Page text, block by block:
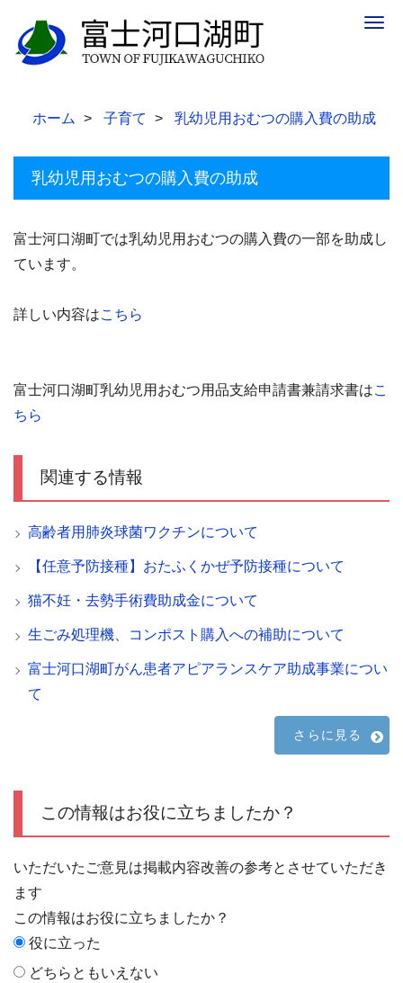
ホーム 子育て 乳幼児用おむつの購入費の助成
乳幼児用おむつの購入費の助成
富士河口湖町では乳幼児用おむつの購入費の一部を助成し
ています。
詳しい内容はこちら
富士河口湖町乳幼児用おむつ用品支給申請書兼請求書はこ
ちら
関連する情報
高齢者用肺炎球菌ワクチンについて
【任意予防接種】おたふくかぜ予防接種について
猫不妊・去勢手術費助成金について
生ごみ処理機、コンポスト購入への補助について
富士河口湖町がん患者アピアランスケア助成事業につい
て
さらに見る
この情報はお役に立ちましたか？
いただいたご意見は掲載内容改善の参考とさせていただき
ます
この情報はお役に立ちましたか？
役に立った
どちらともいえない